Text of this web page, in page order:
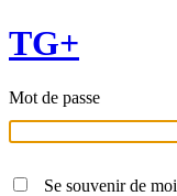
TG+
Mot de passe
Se souvenir de moi